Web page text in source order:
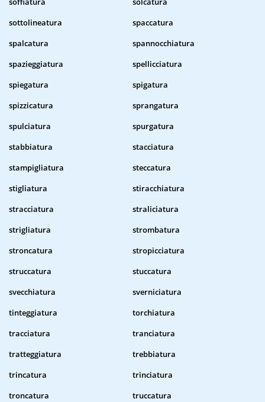
sottolineatura
spaccatura
spalcatura
spannocchiatura
spazieggiatura
spellicciatura
spiegatura
spigatura
spizzicatura
sprangatura
spulciatura
spurgatura
stabbiatura
stacciatura
stampigliatura
steccatura
stigliatura
stiracchiatura
stracciatura
straliciatura
strigliatura
strombatura
stroncatura
stropicciatura
struccatura
stuccatura
svecchiatura
sverniciatura
tinteggiatura
torchiatura
tracciatura
tranciatura
tratteggiatura
trebbiatura
trincatura
trinciatura
troncatura
truccatura